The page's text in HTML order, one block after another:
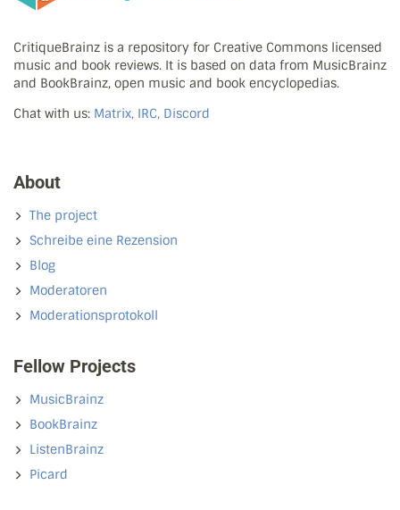
CritiqueBrainz is a repository for Creative Commons licensed
music and book reviews. It is based on data from MusicBrainz
and BookBrainz, open music and book encyclopedias.
Chat with us: Matrix, IRC, Discord
About
The project
Schreibe eine Rezension
Blog
Moderatoren
Moderationsprotokoll
Fellow Projects
MusicBrainz
BookBrainz
ListenBrainz
Picard